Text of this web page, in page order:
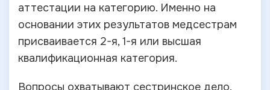
аттестации на категорию. Именно на
основании этих результатов медсестрам
присваивается 2-я, 1-я или высшая
квалификационная категория.
Вопросы охватывают сестринское дело,